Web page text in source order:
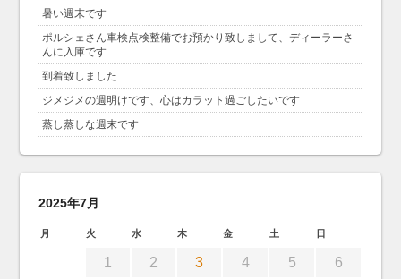
暑い週末です
ポルシェさん車検点検整備でお預かり致しまして、ディーラーさ
んに入庫です
到着致しました
ジメジメの週明けです、心はカラット過ごしたいです
蒸し蒸しな週末です
2025年7月
月 火 水 木 金 土 日
1 2 3 4 5 6